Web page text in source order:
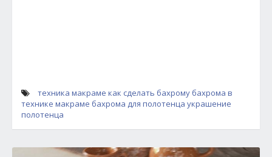
техника макраме как сделать бахрому бахрома в
технике макраме бахрома для полотенца украшение
полотенца